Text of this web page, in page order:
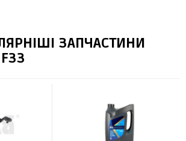
ЗАПЧАСТИНИ